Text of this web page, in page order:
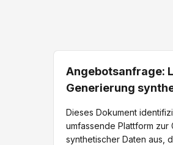
Angebotsanfrage:
Generierung
Dieses Dokument
umfassende Plattform zur
synthetischer Daten aus,